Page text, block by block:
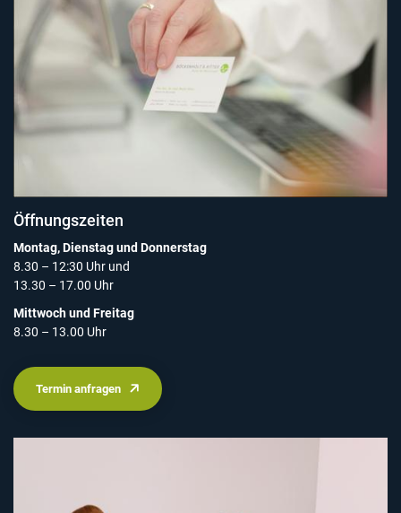
Öffnungszeiten
Montag, Dienstag und Donnerstag
8.30 – 12:30 Uhr und
13.30 – 17.00 Uhr
Mittwoch und Freitag
8.30 – 13.00 Uhr
Termin anfragen